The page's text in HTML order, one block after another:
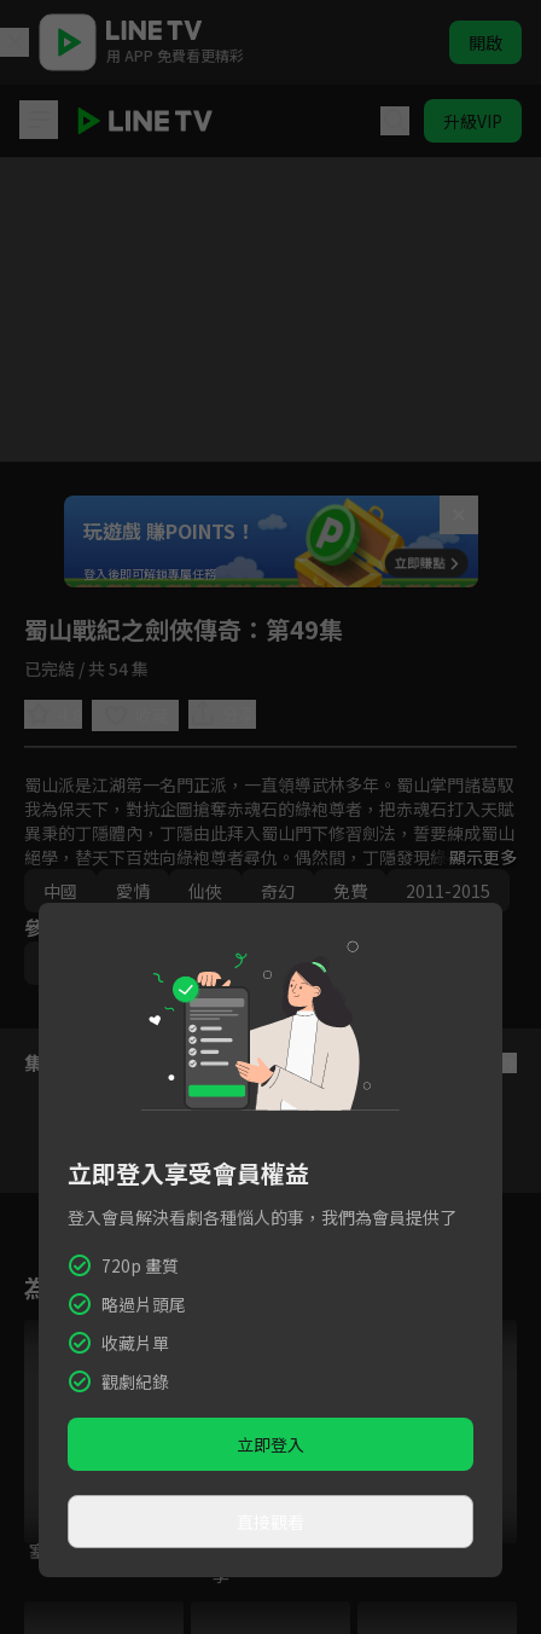
用 APP 免費看更精彩 開啟
升級VIP
Unmute
如有不便請見諒
玩遊戲 賺POINTS！
登入後即可解鎖專屬任務
蜀山戰紀之劍俠傳奇 ：第49集
已完結 / 共 54 集
蜀山派是江湖第一名門正派，一直領導武林多年。蜀山掌門諸葛馭
我為保天下，對抗企圖搶奪赤魂石的綠袍尊者，把赤魂石打入天賦
異秉的丁隱體內，丁隱由此拜入蜀山門下修習劍法，誓要練成蜀山
絕學，替天下百姓向綠袍尊者尋仇。偶然間，丁隱發現綠袍之女玉
無心竟然與他逝去的愛妻長得一模一樣，二人墜入情網。此時，蜀
山劍派內部亦暗流涌動，一場武林浩劫即將來臨…
顯示更多
中國
愛情 仙俠 奇幻 免費 2011-2015
參與演員
吳奇隆 文詠珊
集數列表
47 48 49 50 51
為您推薦
塞上迷情
春家小姐是訟師 第
一季
大宋少年志2
立即登入享受會員權益
登入會員解決看劇各種惱人的事，我們為會員提供了
720p 畫質
略過片頭尾
收藏片單
觀劇紀錄
立即登入